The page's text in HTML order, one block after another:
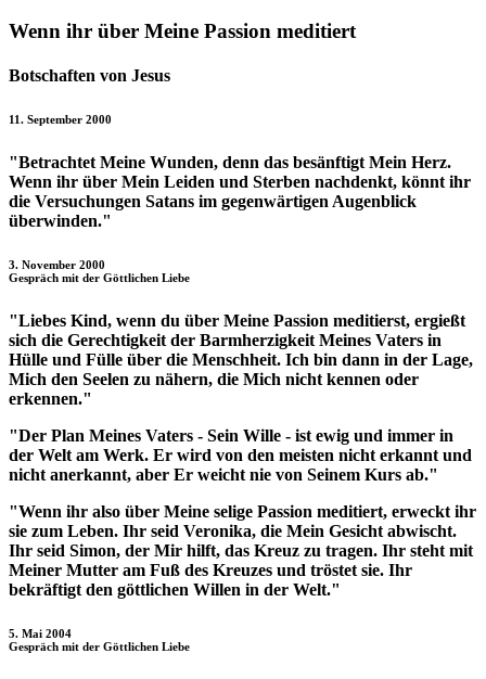
Wenn ihr über Meine Passion meditiert
Botschaften von Jesus
11. September 2000
"Betrachtet Meine Wunden, denn das besänftigt Mein Herz.
Wenn ihr über Mein Leiden und Sterben nachdenkt, könnt ihr
die Versuchungen Satans im gegenwärtigen Augenblick
überwinden."
3. November 2000
Gespräch mit der Göttlichen Liebe
"Liebes Kind, wenn du über Meine Passion meditierst, ergießt
sich die Gerechtigkeit der Barmherzigkeit Meines Vaters in
Hülle und Fülle über die Menschheit. Ich bin dann in der Lage,
Mich den Seelen zu nähern, die Mich nicht kennen oder
erkennen."
"Der Plan Meines Vaters - Sein Wille - ist ewig und immer in
der Welt am Werk. Er wird von den meisten nicht erkannt und
nicht anerkannt, aber Er weicht nie von Seinem Kurs ab."
"Wenn ihr also über Meine selige Passion meditiert, erweckt ihr
sie zum Leben. Ihr seid Veronika, die Mein Gesicht abwischt.
Ihr seid Simon, der Mir hilft, das Kreuz zu tragen. Ihr steht mit
Meiner Mutter am Fuß des Kreuzes und tröstet sie. Ihr
bekräftigt den göttlichen Willen in der Welt."
5. Mai 2004
Gespräch mit der Göttlichen Liebe